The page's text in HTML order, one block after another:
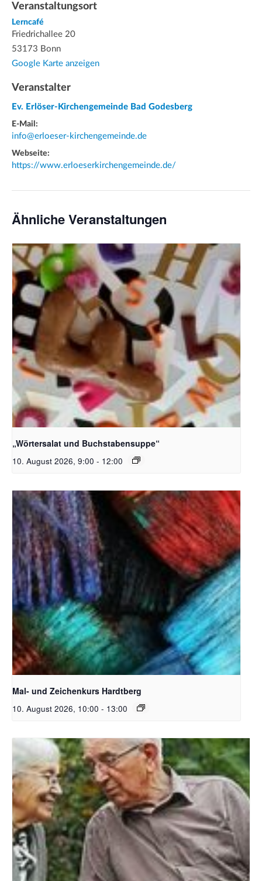
Veranstaltungsort
Lerncafé
Friedrichallee 20
53173 Bonn
Google Karte anzeigen
Veranstalter
Ev. Erlöser-Kirchengemeinde Bad Godesberg
E-Mail:
info@erloeser-kirchengemeinde.de
Webseite:
https://www.erloeserkirchengemeinde.de/
Ähnliche Veranstaltungen
Bildquelle_ Pixabay Free_Christoph Meinersmann
„Wörtersalat und Buchstabensuppe“
10. August 2026, 9:00 - 12:00
Unsplash_RhondaK Native Florida Folk Artist
Mal- und Zeichenkurs Hardtberg
10. August 2026, 10:00 - 13:00